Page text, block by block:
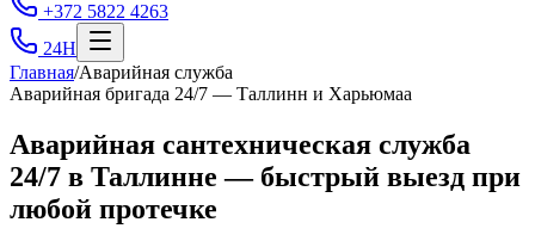
+372 5822 4263
24H
Главная/Аварийная служба
Аварийная бригада 24/7 — Таллинн и Харьюмаа
Аварийная сантехническая служба
24/7 в Таллинне — быстрый выезд при
любой протечке